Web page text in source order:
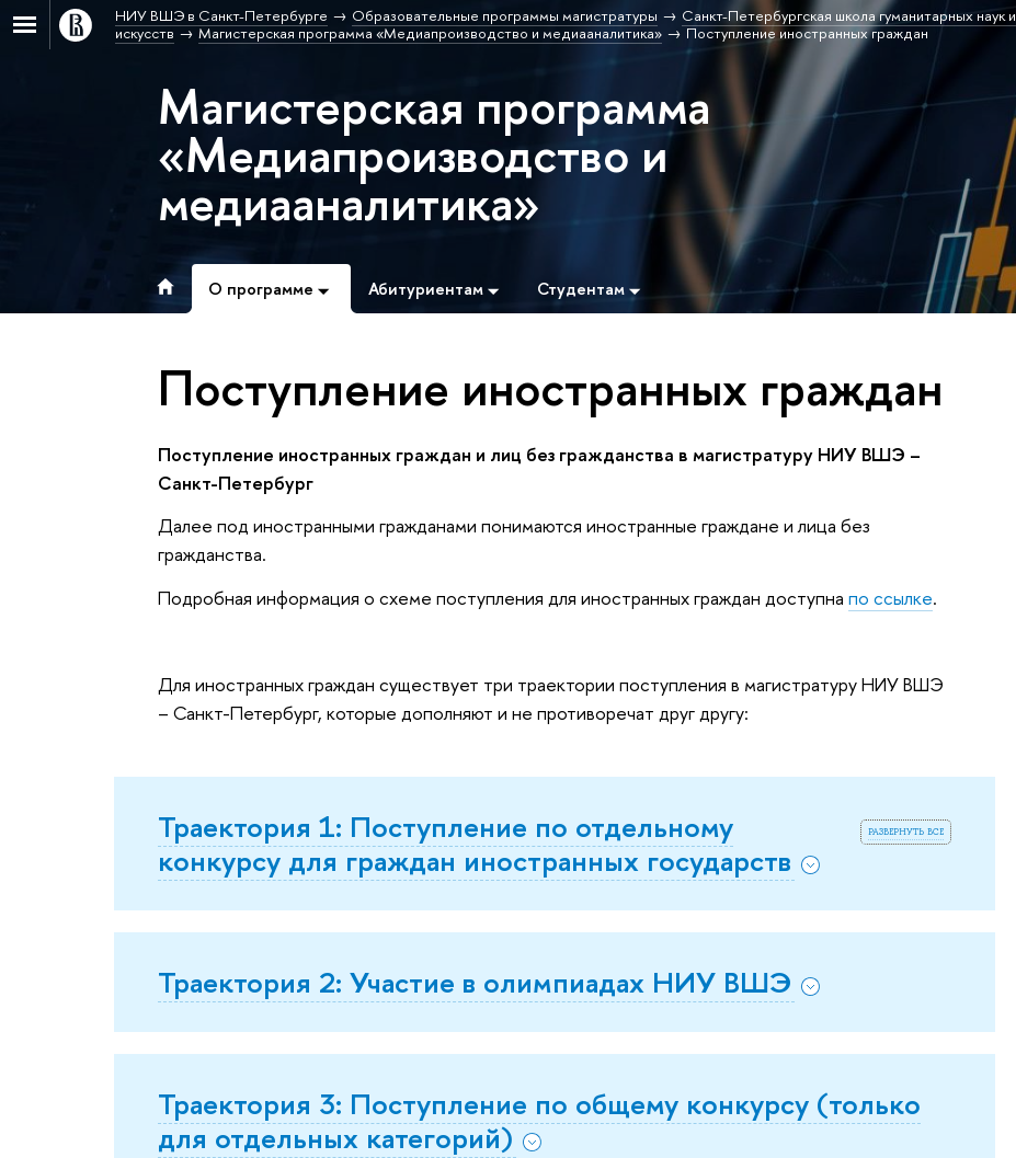
НИУ ВШЭ в Санкт-Петербурге Образовательные программы магистратуры
Санкт-Петербургская школа гуманитарных наук и
искусств
Магистерская программа «Медиапроизводство и медиааналитика» Поступление иностранных граждан
Магистерская программа
«Медиапроизводство и
медиааналитика»
О программе Абитуриентам Студентам
Поступление иностранных граждан
Поступление иностранных граждан и лиц без гражданства в магистратуру НИУ ВШЭ –
Санкт-Петербург
Далее под иностранными гражданами понимаются иностранные граждане и лица без
гражданства.
Подробная информация о схеме поступления для иностранных граждан доступнапо ссылке.
Для иностранных граждан существует три траектории поступления в магистратуру НИУ ВШЭ
– Санкт-Петербург, которые дополняют и не противоречат друг другу:
развернуть все
Траектория 1: Поступление по отдельному
конкурсу для граждан иностранных государств
Траектория 2: Участие в олимпиадах НИУ ВШЭ
Траектория 3: Поступление по общему конкурсу (только
для отдельных категорий)